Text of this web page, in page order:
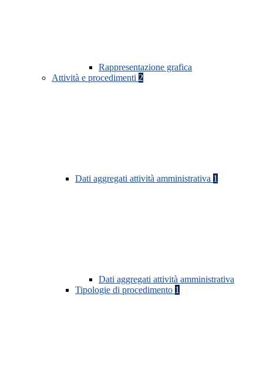
Rappresentazione grafica
Attività e procedimenti 2
Dati aggregati attività amministrativa 1
Dati aggregati attività amministrativa
Tipologie di procedimento 1